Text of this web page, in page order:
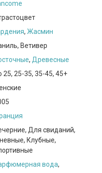
, Жасмин
Ветивер
, Древесные
25, 25-35, 35-45, 45+
Для свиданий,
Клубные,
вода,